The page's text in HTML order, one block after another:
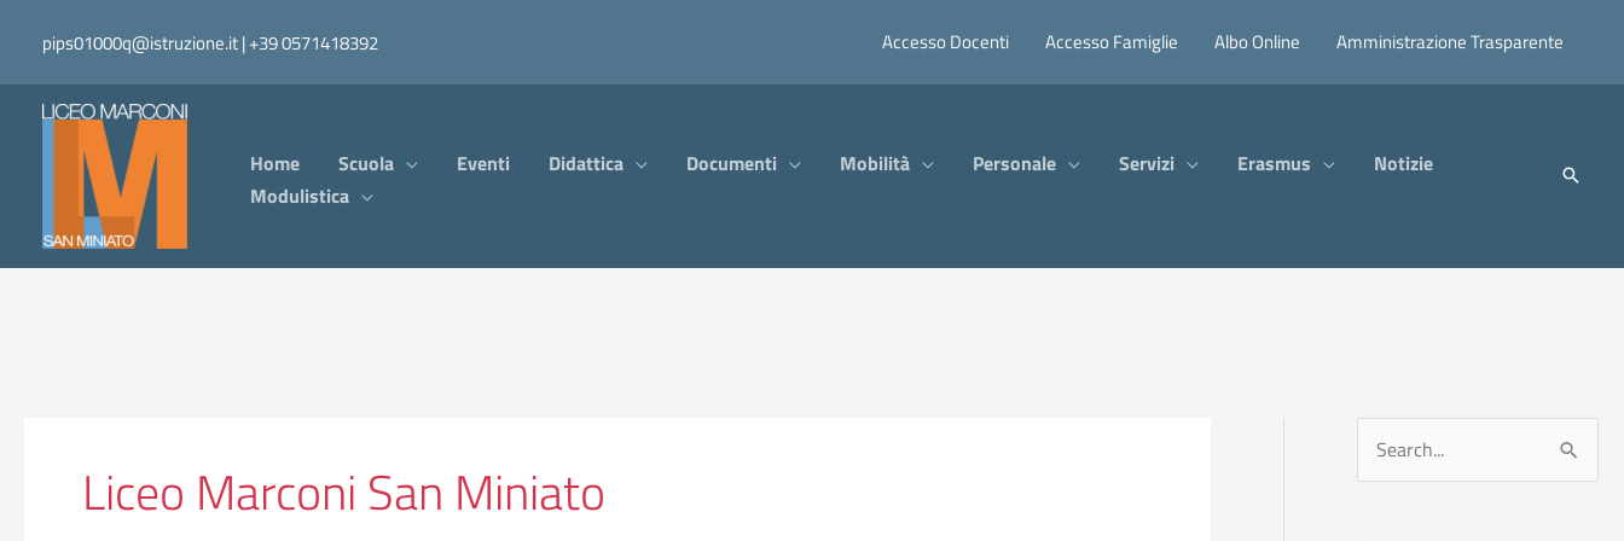
contenuto
pips01000q@istruzione.it | +39 0571418392 Accesso Docenti Accesso Famiglie Albo Online Amministrazione Trasparente
Home Scuola Eventi Didattica Documenti Mobilità Personale Servizi Erasmus
Notizie
Modulistica
Liceo Marconi San Miniato
e